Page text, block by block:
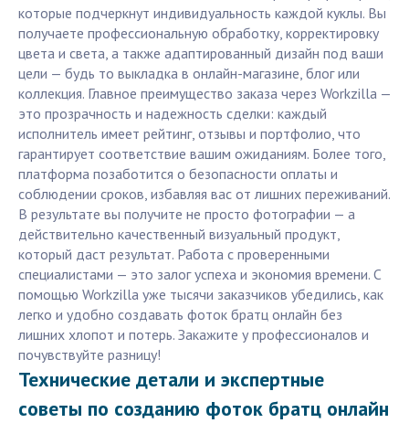
которые подчеркнут индивидуальность каждой куклы. Вы
получаете профессиональную обработку, корректировку
цвета и света, а также адаптированный дизайн под ваши
цели — будь то выкладка в онлайн-магазине, блог или
коллекция. Главное преимущество заказа через Workzilla —
это прозрачность и надежность сделки: каждый
исполнитель имеет рейтинг, отзывы и портфолио, что
гарантирует соответствие вашим ожиданиям. Более того,
платформа позаботится о безопасности оплаты и
соблюдении сроков, избавляя вас от лишних переживаний.
В результате вы получите не просто фотографии — а
действительно качественный визуальный продукт,
который даст результат. Работа с проверенными
специалистами — это залог успеха и экономия времени. С
помощью Workzilla уже тысячи заказчиков убедились, как
легко и удобно создавать фоток братц онлайн без
лишних хлопот и потерь. Закажите у профессионалов и
почувствуйте разницу!
Технические детали и экспертные
советы по созданию фоток братц онлайн